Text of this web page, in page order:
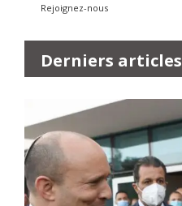
Rejoignez-nous
Derniers articles